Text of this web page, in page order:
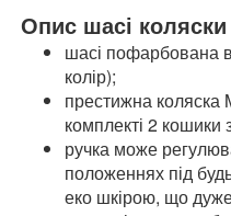
Опис шасі
шасі пофарбована
колір);
престижна
комплекті 2
ручка може
положеннях під
еко шкірою, що